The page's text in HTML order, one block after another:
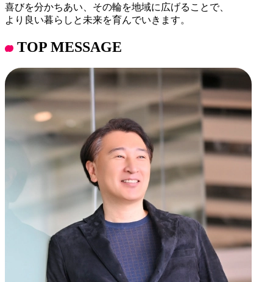
喜びを分かちあい、その輪を地域に広げることで、
より良い暮らしと未来を育んでいきます。
TOP MESSAGE